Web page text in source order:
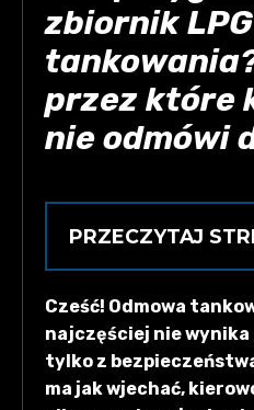
zbiornik
przez które
nie odmówi
PRZECZYTAJ
względów
waży ok. 20 t i nie
słabo nośny dojazd.
maks. do ~85%,
Cześć! Odmowa
najczęściej nie wynika
tylko z
ma jak wjechać,